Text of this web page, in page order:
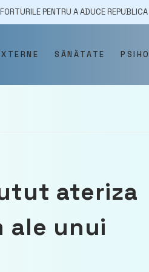
A ADUCE REPUBLICA MOLDOVA
SĂNĂTATE
ateriza
ale unui